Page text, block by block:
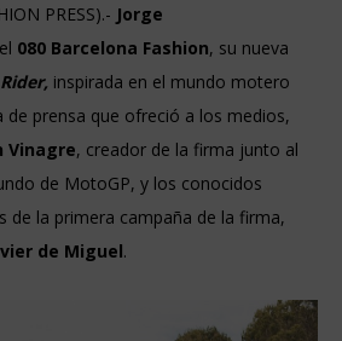
PRESS).- Jorge
080 Barcelona Fashion, su nueva
inspirada en el mundo motero
de prensa que ofreció a los medios,
Vinagre, creador de la firma junto al
de MotoGP, y los conocidos
de la primera campaña de la firma,
de Miguel.